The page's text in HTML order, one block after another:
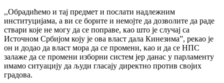
,,Обрадићемо и тај предмет и послати надлежним
институцијама, а ви се борите и немојте да дозволите да раде
ствари које не могу да се поправе, као што је случај са
Источном Србијом коју је ова власт дала Кинезима”, рекао је
он и додао да власт мора да се промени, као и да се НПС
залаже да се промени изборни систем јер данас у парламенту
имамо ситуацију да људи гласају директно против својих
градова.